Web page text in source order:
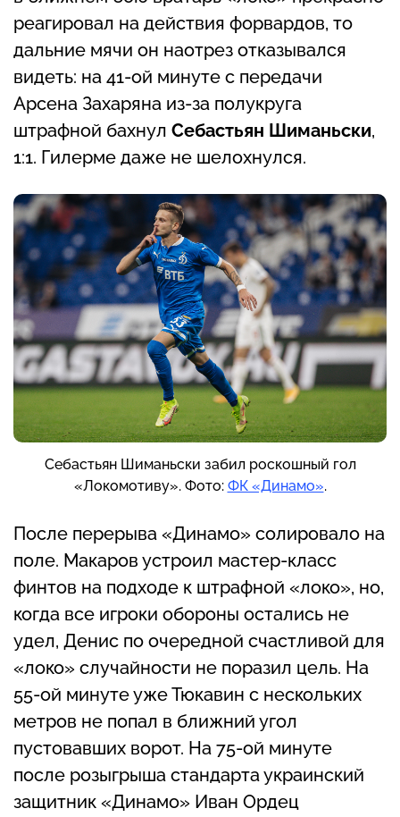
реагировал на действия форвардов, то
дальние мячи он наотрез отказывался
видеть: на 41-ой минуте с передачи
Арсена Захаряна из-за полукруга
штрафной бахнул Себастьян Шиманьски,
1:1. Гилерме даже не шелохнулся.
Себастьян Шиманьски забил роскошный гол
«Локомотиву». Фото: ФК «Динамо».
После перерыва «Динамо» солировало на
поле. Макаров устроил мастер-класс
финтов на подходе к штрафной «локо», но,
когда все игроки обороны остались не
удел, Денис по очередной счастливой для
«локо» случайности не поразил цель. На
55-ой минуте уже Тюкавин с нескольких
метров не попал в ближний угол
пустовавших ворот. На 75-ой минуте
после розыгрыша стандарта украинский
защитник «Динамо» Иван Ордец